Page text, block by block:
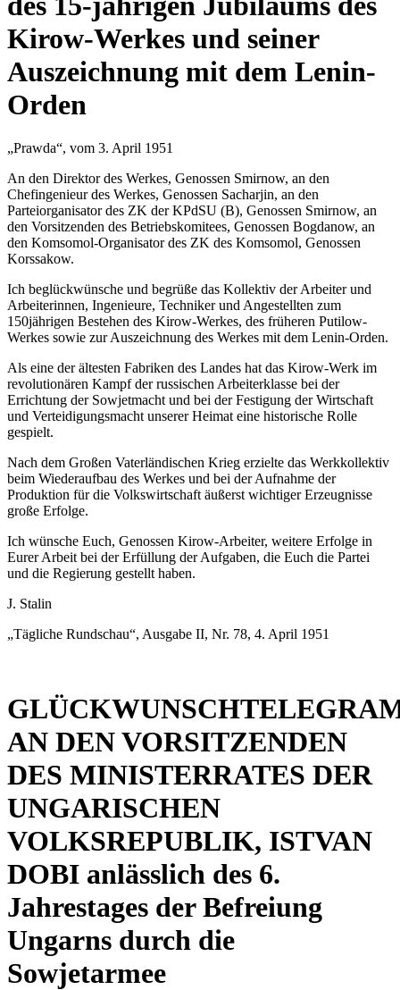
Kirow-Werkes und seiner
Auszeichnung mit dem Lenin-
Orden
„Prawda“, vom 3. April 1951
An den Direktor des Werkes, Genossen Smirnow, an den
Chefingenieur des Werkes, Genossen Sacharjin, an den
Parteiorganisator des ZK der KPdSU (B), Genossen Smirnow, an
den Vorsitzenden des Betriebskomitees, Genossen Bogdanow, an
den Komsomol-Organisator des ZK des Komsomol, Genossen
Korssakow.
Ich beglückwünsche und begrüße das Kollektiv der Arbeiter und
Arbeiterinnen, Ingenieure, Techniker und Angestellten zum
150jährigen Bestehen des Kirow-Werkes, des früheren Putilow-
Werkes sowie zur Auszeichnung des Werkes mit dem Lenin-Orden.
Als eine der ältesten Fabriken des Landes hat das Kirow-Werk im
revolutionären Kampf der russischen Arbeiterklasse bei der
Errichtung der Sowjetmacht und bei der Festigung der Wirtschaft
und Verteidigungsmacht unserer Heimat eine historische Rolle
gespielt.
Nach dem Großen Vaterländischen Krieg erzielte das Werkkollektiv
beim Wiederaufbau des Werkes und bei der Aufnahme der
Produktion für die Volkswirtschaft äußerst wichtiger Erzeugnisse
große Erfolge.
Ich wünsche Euch, Genossen Kirow-Arbeiter, weitere Erfolge in
Eurer Arbeit bei der Erfüllung der Aufgaben, die Euch die Partei
und die Regierung gestellt haben.
J. Stalin
„Tägliche Rundschau“, Ausgabe II, Nr. 78, 4. April 1951
AN DEN VORSITZENDEN
DES MINISTERRATES DER
UNGARISCHEN
VOLKSREPUBLIK, ISTVAN
DOBI anlässlich des 6.
Jahrestages der Befreiung
Ungarns durch die
Sowjetarmee